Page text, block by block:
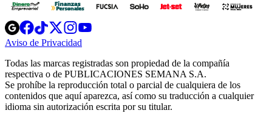
Opens
in
new
Opens
in
new
Opens
in
new
window
Opens
new
windowwindow
Aviso de Privacidad
new
window
Todas las marcas registradas son propiedad de la compañía
respectiva o de PUBLICACIONES SEMANA S.A.
Se prohíbe la reproducción total o parcial de cualquiera de los
contenidos que aquí aparezca, así como su traducción a cualquier
idioma sin autorización escrita por su titular.